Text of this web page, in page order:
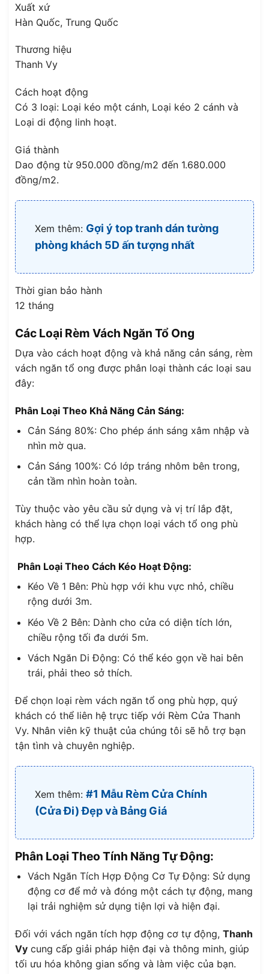
Xuất xứ
Hàn Quốc, Trung Quốc
Thương hiệu
Thanh Vy
Cách hoạt động
Có 3 loại: Loại kéo một cánh, Loại kéo 2 cánh và
Loại di động linh hoạt.
Giá thành
Dao động từ 950.000 đồng/m2 đến 1.680.000
đồng/m2.
Xem thêm: Gợi ý top tranh dán tường
phòng khách 5D ấn tượng nhất
Thời gian bảo hành
12 tháng
Các Loại Rèm Vách Ngăn Tổ Ong
Dựa vào cách hoạt động và khả năng cản sáng, rèm
vách ngăn tổ ong được phân loại thành các loại sau
đây:
Phân Loại Theo Khả Năng Cản Sáng:
Cản Sáng 80%: Cho phép ánh sáng xâm nhập và
nhìn mờ qua.
Cản Sáng 100%: Có lớp tráng nhôm bên trong,
cản tầm nhìn hoàn toàn.
Tùy thuộc vào yêu cầu sử dụng và vị trí lắp đặt,
khách hàng có thể lựa chọn loại vách tổ ong phù
hợp.
Phân Loại Theo Cách Kéo Hoạt Động:
Kéo Về 1 Bên: Phù hợp với khu vực nhỏ, chiều
rộng dưới 3m.
Kéo Về 2 Bên: Dành cho cửa có diện tích lớn,
chiều rộng tối đa dưới 5m.
Vách Ngăn Di Động: Có thể kéo gọn về hai bên
trái, phải theo sở thích.
Để chọn loại rèm vách ngăn tổ ong phù hợp, quý
khách có thể liên hệ trực tiếp với Rèm Cửa Thanh
Vy. Nhân viên kỹ thuật của chúng tôi sẽ hỗ trợ bạn
tận tình và chuyên nghiệp.
Xem thêm: #1 Mẫu Rèm Cửa Chính
(Cửa Đi) Đẹp và Bảng Giá
Phân Loại Theo Tính Năng Tự Động:
Vách Ngăn Tích Hợp Động Cơ Tự Động: Sử dụng
động cơ để mở và đóng một cách tự động, mang
lại trải nghiệm sử dụng tiện lợi và hiện đại.
Đối với vách ngăn tích hợp động cơ tự động, Thanh
Vy cung cấp giải pháp hiện đại và thông minh, giúp
tối ưu hóa không gian sống và làm việc của bạn.